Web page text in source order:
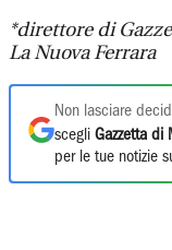
*direttore di
La Nuova Ferrara
Non lasciare
scegli Gazzetta di
per le tue notizie